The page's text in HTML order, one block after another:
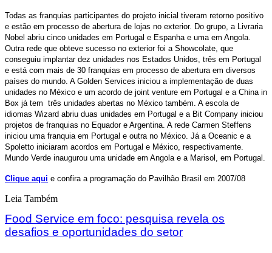
Todas as franquias participantes do projeto inicial tiveram retorno positivo
e estão em processo de abertura de lojas no exterior. Do grupo, a Livraria
Nobel abriu cinco unidades em Portugal e Espanha e uma em Angola.
Outra rede que obteve sucesso no exterior foi a Showcolate, que
conseguiu implantar dez unidades nos Estados Unidos, três em Portugal
e está com mais de 30 franquias em processo de abertura em diversos
países do mundo. A Golden Services iniciou a implementação de duas
unidades no México e um acordo de joint venture em Portugal e a China in
Box já tem três unidades abertas no México também. A escola de
idiomas Wizard abriu duas unidades em Portugal e a Bit Company iniciou
projetos de franquias no Equador e Argentina. A rede Carmen Steffens
iniciou uma franquia em Portugal e outra no México. Já a Oceanic e a
Spoletto iniciaram acordos em Portugal e México, respectivamente.
Mundo Verde inaugurou uma unidade em Angola e a Marisol, em Portugal.
Clique aqui e confira a programação do Pavilhão Brasil em 2007/08
Leia Também
Food Service em foco: pesquisa revela os
desafios e oportunidades do setor